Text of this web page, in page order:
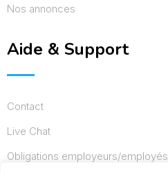
Nos annonces
Aide & Support
Contact
Live Chat
Obligations employeurs/employés